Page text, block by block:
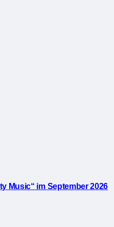
Music“ im September 2026